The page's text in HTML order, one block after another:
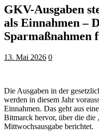
GKV-Ausgaben
als Einnahmen –
Sparmaßnahmen
13. Mai 2026 0
Die Ausgaben in der
werden in diesem Jahr
Einnahmen. Das geht aus
Bitmarck hervor, über die die
Mittwochsausgabe berichtet.